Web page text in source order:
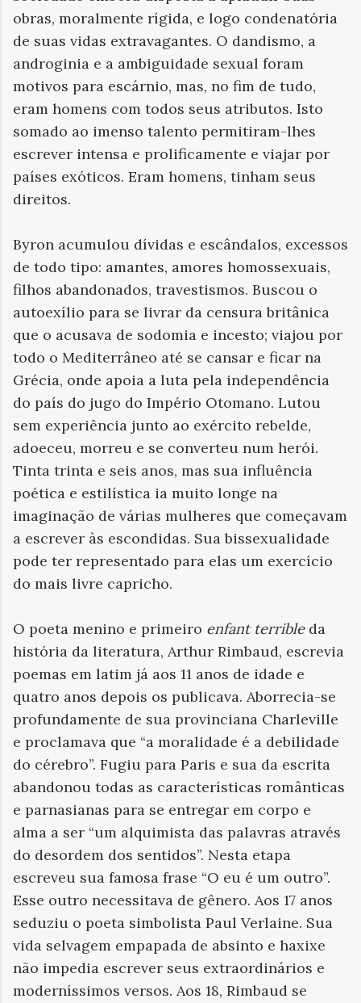
obras, moralmente rígida, e logo condenatória
de suas vidas extravagantes. O dandismo, a
androginia e a ambiguidade sexual foram
motivos para escárnio, mas, no fim de tudo,
eram homens com todos seus atributos. Isto
somado ao imenso talento permitiram-lhes
escrever intensa e prolificamente e viajar por
países exóticos. Eram homens, tinham seus
direitos.
Byron acumulou dívidas e escândalos, excessos
de todo tipo: amantes, amores homossexuais,
filhos abandonados, travestismos. Buscou o
autoexílio para se livrar da censura britânica
que o acusava de sodomia e incesto; viajou por
todo o Mediterrâneo até se cansar e ficar na
Grécia, onde apoia a luta pela independência
do país do jugo do Império Otomano. Lutou
sem experiência junto ao exército rebelde,
adoeceu, morreu e se converteu num herói.
Tinta trinta e seis anos, mas sua influência
poética e estilística ia muito longe na
imaginação de várias mulheres que começavam
a escrever às escondidas. Sua bissexualidade
pode ter representado para elas um exercício
do mais livre capricho.
O poeta menino e primeiro enfant terribleda
história da literatura, Arthur Rimbaud, escrevia
poemas em latim já aos 11 anos de idade e
quatro anos depois os publicava. Aborrecia-se
profundamente de sua provinciana Charleville
e proclamava que “a moralidade é a debilidade
do cérebro”. Fugiu para Paris e sua da escrita
abandonou todas as características românticas
e parnasianas para se entregar em corpo e
alma a ser “um alquimista das palavras através
do desordem dos sentidos”. Nesta etapa
escreveu sua famosa frase “O eu é um outro”.
Esse outro necessitava de gênero. Aos 17 anos
seduziu o poeta simbolista Paul Verlaine. Sua
vida selvagem empapada de absinto e haxixe
não impedia escrever seus extraordinários e
moderníssimos versos. Aos 18, Rimbaud se